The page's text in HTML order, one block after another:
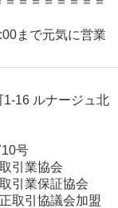
まで元気に営業
16 ルナージュ北
号
引業協会
引業保証協会
取引協議会加盟